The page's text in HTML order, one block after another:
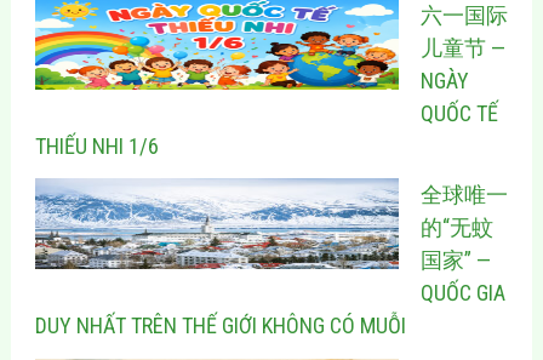
六一国际
儿童节 —
NGÀY
QUỐC TẾ
THIẾU NHI 1/6
全球唯一
的“无蚊
国家” —
QUỐC GIA
DUY NHẤT TRÊN THẾ GIỚI KHÔNG CÓ MUỖI